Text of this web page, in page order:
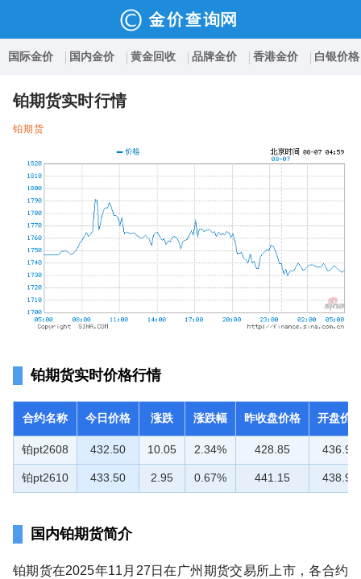
国际金价 国内金价 黄金回收 品牌金价 香港金价 白银价格
铂期货实时行情
铂期货
铂期货实时价格行情
合约名称 今日价格 涨跌 涨跌幅 昨收盘价格 开盘价
铂pt2608 432.50 10.05 2.34% 428.85 436.90
铂pt2610 433.50 2.95 0.67% 441.15 438.95
国内铂期货简介
铂期货在2025年11月27日在广州期货交易所上市，各合约